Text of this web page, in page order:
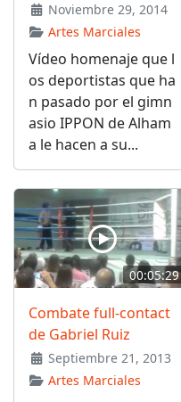
Noviembre 29, 2014
Artes Marciales
Vídeo homenaje que l
os deportistas que ha
n pasado por el gimn
asio IPPON de Alham
a le hacen a su...
00:05:29
Combate full-contact
de Gabriel Ruiz
Septiembre 21, 2013
Artes Marciales